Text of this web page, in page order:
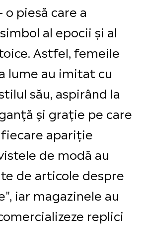
o piesă care a
al epocii și al
Astfel, femeile
lume au imitat cu
său, aspirând la
și grație pe care
apariție
de modă au
de articole despre
iar magazinele au
replici